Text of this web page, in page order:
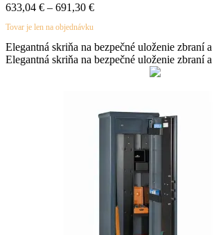
633,04 € – 691,30 €
Tovar je len na objednávku
Elegantná skriňa na bezpečné uloženie zbraní
Elegantná skriňa na bezpečné uloženie zbraní